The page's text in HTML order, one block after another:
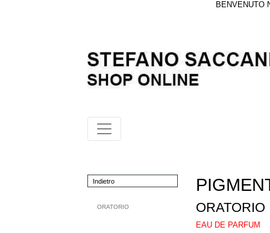
BENVENUTO
Indietro
ORATORIO ORATORIO
EAU DE PARFUM